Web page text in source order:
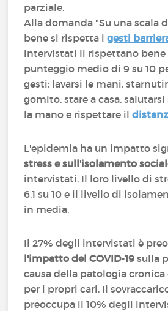
parziale.
Alla domanda "Su una scala
bene si rispetta igesti
intervistati li rispettano bene
punteggio medio di 9 su 10
gesti: lavarsi le mani,
gomito, stare a casa,
la mano e rispettare il
L'epidemia ha un impatto
stress e sull'isolamento
intervistati. Il loro livello di
6,1 su 10 e il livello di
in media.
Il 27% degli intervistati è
l'impatto del COVID-19 sulla
causa della patologia cronica
per i propri cari. Il
preoccupa il 10% degli